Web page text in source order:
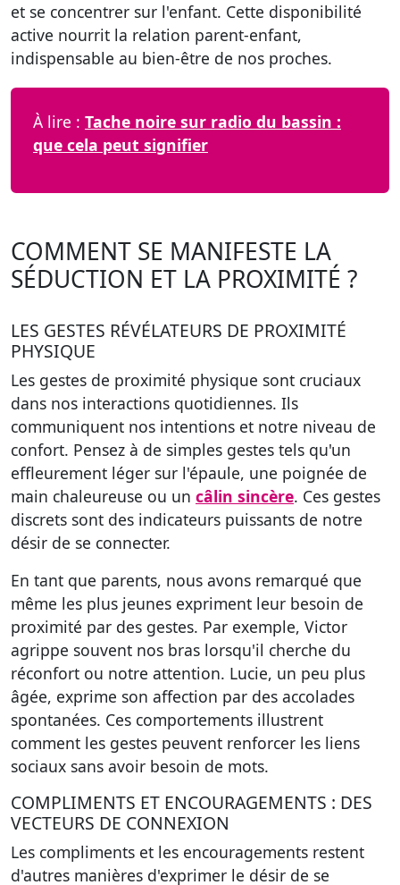
et se concentrer sur l'enfant. Cette disponibilité
active nourrit la relation parent-enfant,
indispensable au bien-être de nos proches.
À lire : Tache noire sur radio du bassin :
que cela peut signifier
COMMENT SE MANIFESTE LA
SÉDUCTION ET LA PROXIMITÉ ?
LES GESTES RÉVÉLATEURS DE PROXIMITÉ
PHYSIQUE
Les gestes de proximité physique sont cruciaux
dans nos interactions quotidiennes. Ils
communiquent nos intentions et notre niveau de
confort. Pensez à de simples gestes tels qu'un
effleurement léger sur l'épaule, une poignée de
main chaleureuse ou un câlin sincère. Ces gestes
discrets sont des indicateurs puissants de notre
désir de se connecter.
En tant que parents, nous avons remarqué que
même les plus jeunes expriment leur besoin de
proximité par des gestes. Par exemple, Victor
agrippe souvent nos bras lorsqu'il cherche du
réconfort ou notre attention. Lucie, un peu plus
âgée, exprime son affection par des accolades
spontanées. Ces comportements illustrent
comment les gestes peuvent renforcer les liens
sociaux sans avoir besoin de mots.
COMPLIMENTS ET ENCOURAGEMENTS : DES
VECTEURS DE CONNEXION
Les compliments et les encouragements restent
d'autres manières d'exprimer le désir de se